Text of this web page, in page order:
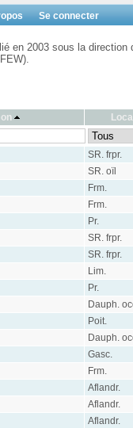
Se connecter
en 2003 sous la
SR. frpr.
SR. oïl
Frm.
Frm.
Pr.
SR. frpr.
SR. frpr.
Lim.
Pr.
Dauph.
Poit.
Dauph.
Gasc.
Frm.
Aflandr.
Aflandr.
Aflandr.